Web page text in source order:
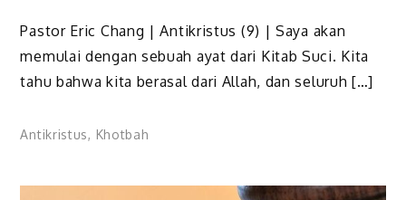
Pastor Eric Chang | Antikristus (9) | Saya akan
memulai dengan sebuah ayat dari Kitab Suci. Kita
tahu bahwa kita berasal dari Allah, dan seluruh […]
Antikristus, Khotbah